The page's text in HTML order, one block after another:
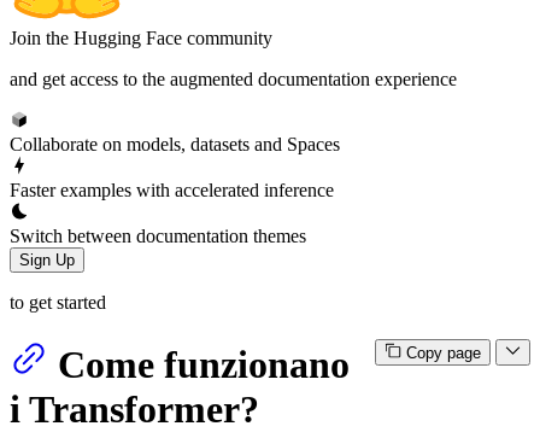
Join the Hugging Face community
and get access to the augmented documentation experience
Collaborate on models, datasets and Spaces
Faster examples with accelerated inference
Switch between documentation themes
Sign Up
to get started
Copy page
Come funzionano
i Transformer?